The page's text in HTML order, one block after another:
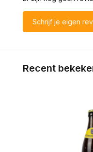
Schrijf je eigen
Recent